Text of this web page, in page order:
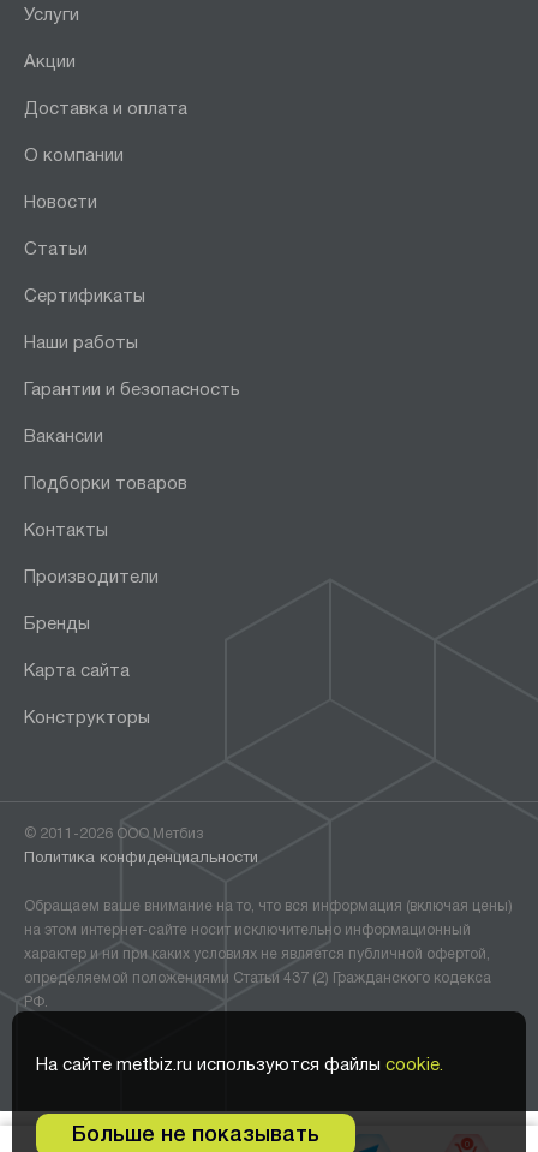
0
На сайте metbiz.ru используются файлы cookie.
Больше не показывать
Услуги
Акции
Доставка и оплата
О компании
Новости
Статьи
Сертификаты
Наши работы
Гарантии и безопасность
Вакансии
Подборки товаров
Контакты
Производители
Бренды
Карта сайта
Конструкторы
© 2011-2026 ООО Метбиз
Политика конфиденциальности
Обращаем ваше внимание на то, что вся информация (включая цены)
на этом интернет-сайте носит исключительно информационный
характер и ни при каких условиях не является публичной офертой,
определяемой положениями Статьи 437 (2) Гражданского кодекса
РФ.